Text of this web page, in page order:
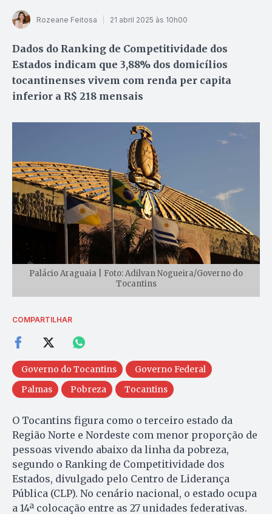
Rozeane Feitosa 21 abril 2025 às 10h00
Dados do Ranking de Competitividade dos
Estados indicam que 3,88% dos domicílios
tocantinenses vivem com renda per capita
inferior a R$ 218 mensais
Palácio Araguaia | Foto: Adilvan Nogueira/Governo do
Tocantins
COMPARTILHAR
Governo do Tocantins
Governo Federal
Palmas
Pobreza Tocantins
O Tocantins figura como o terceiro estado da
Região Norte e Nordeste com menor proporção de
pessoas vivendo abaixo da linha da pobreza,
segundo o Ranking de Competitividade dos
Estados, divulgado pelo Centro de Liderança
Pública (CLP). No cenário nacional, o estado ocupa
a 14ª colocação entre as 27 unidades federativas.